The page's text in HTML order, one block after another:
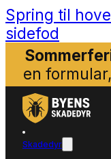
Spring til
sidefod
en
Skadedyr